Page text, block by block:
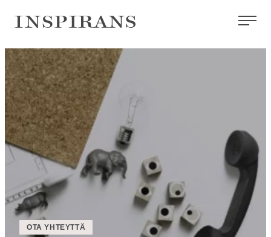
suoraan
Inspirans
OTA YHTEYTTÄ